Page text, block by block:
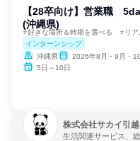
【28卒向け】営業職
(沖縄県)
⭐好きな場所＆時期を選べる ⭐リ
インターンシップ
沖縄県
2026年8月・9月・
5日～10日
株式会社サカイ引
生活関連サービス、